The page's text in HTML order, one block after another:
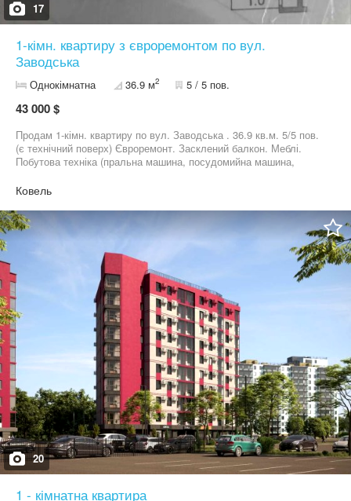
17
1-кімн. квартиру з євроремонтом по вул.
Заводська
Однокімнатна 36.9 м2 5 / 5 пов.
43 000 $
Продам 1-кімн. квартиру по вул. Заводська . 36.9 кв.м. 5/5 пов.
(є технічний поверх) Євроремонт. Засклений балкон. Меблі.
Побутова техніка (пральна машина, посудомийна машина,
Ковель
20
1 - кімнатна квартира